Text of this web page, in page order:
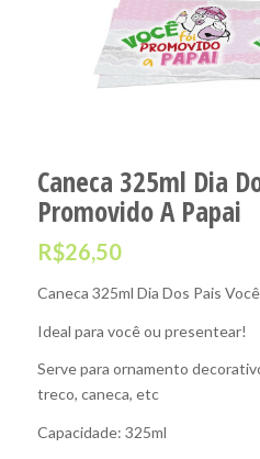
Caneca 325ml Dia
Promovido A Papai
R$26,50
Caneca 325ml Dia Dos Pais
Ideal para você ou presentear!
Serve para ornamento
treco, caneca, etc
Capacidade: 325ml